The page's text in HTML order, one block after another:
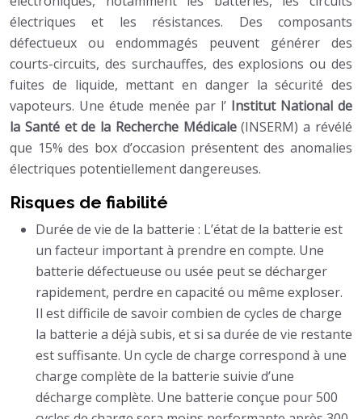
électriques et les résistances. Des composants
défectueux ou endommagés peuvent générer des
courts-circuits, des surchauffes, des explosions ou des
fuites de liquide, mettant en danger la sécurité des
vapoteurs. Une étude menée par l’ Institut National de
la Santé et de la Recherche Médicale(INSERM) a révélé
que 15% des box d’occasion présentent des anomalies
électriques potentiellement dangereuses.
Risques de fiabilité
Durée de vie de la batterie : L’état de la batterie est
un facteur important à prendre en compte. Une
batterie défectueuse ou usée peut se décharger
rapidement, perdre en capacité ou même exploser.
Il est difficile de savoir combien de cycles de charge
la batterie a déjà subis, et si sa durée de vie restante
est suffisante. Un cycle de charge correspond à une
charge complète de la batterie suivie d’une
décharge complète. Une batterie conçue pour 500